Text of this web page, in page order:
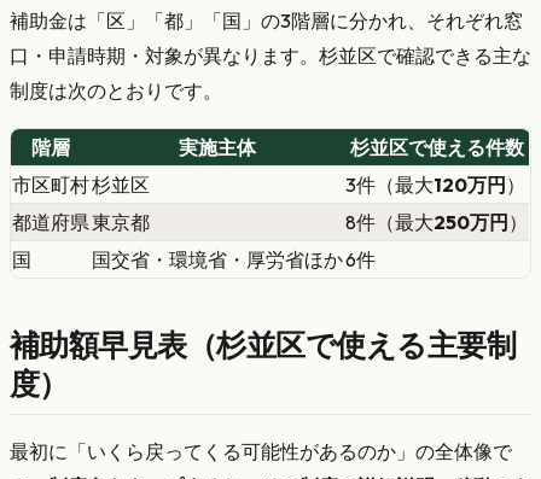
補助金は「区」「都」「国」の3階層に分かれ、それぞれ窓
口・申請時期・対象が異なります。杉並区で確認できる主な
制度は次のとおりです。
階層 実施主体
杉並区で使える件数
市区町村杉並区 3件（最大120万円）
都道府県東京都 8件（最大250万円）
国
国交省・環境省・厚労省ほか6件
補助額早見表（杉並区で使える主要制
度）
最初に「いくら戻ってくる可能性があるのか」の全体像で